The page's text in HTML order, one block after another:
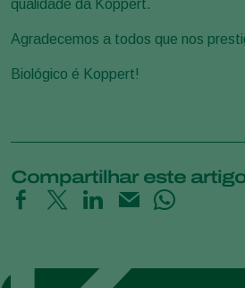
qualidade da Koppert.
Agradecemos a todos que nos
Biológico é Koppert!
Compartilhar este